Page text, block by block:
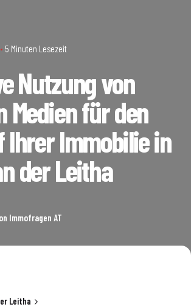
5 Minuten Lesezeit
Nutzung von
Medien für den
Ihrer Immobilie in
der Leitha
Immofragen AT
Leitha